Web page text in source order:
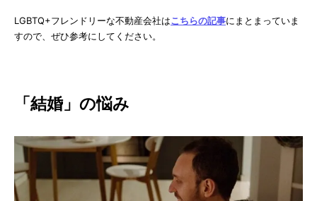
LGBTQ+フレンドリーな不動産会社はこちらの記事にまとまっていま
すので、ぜひ参考にしてください。
「結婚」の悩み